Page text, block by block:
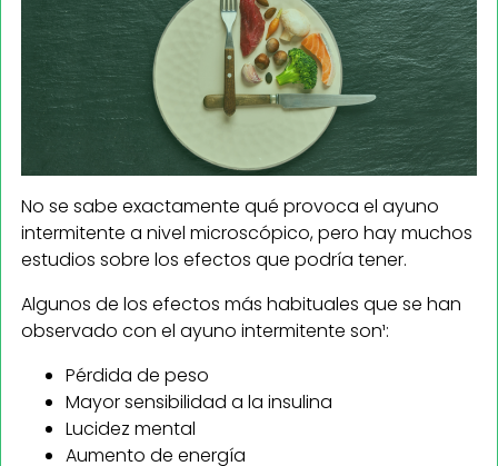
No se sabe exactamente qué provoca el ayuno
intermitente a nivel microscópico, pero hay muchos
estudios sobre los efectos que podría tener.
Algunos de los efectos más habituales que se han
observado con el ayuno intermitente son¹:
Pérdida de peso
Mayor sensibilidad a la insulina
Lucidez mental
Aumento de energía